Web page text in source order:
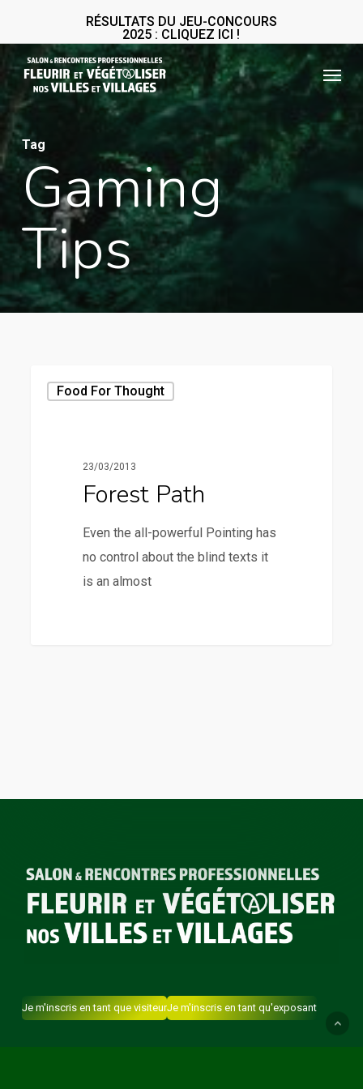
main
content
RÉSULTATS DU JEU-CONCOURS
2025 : CLIQUEZ ICI !
Menu
Tag
Gaming
Tips
Path
Food For Thought
23/03/2013
Forest Path
Even the all-powerful Pointing has
no control about the blind texts it
is an almost
Je m'inscris en tant que visiteurJe m'inscris en tant qu'exposant